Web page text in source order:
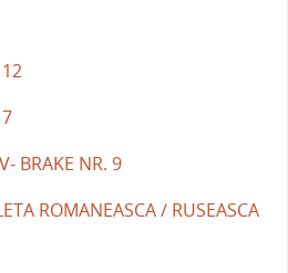
BRAKE NR. 9
ROMANEASCA / RUSEASCA